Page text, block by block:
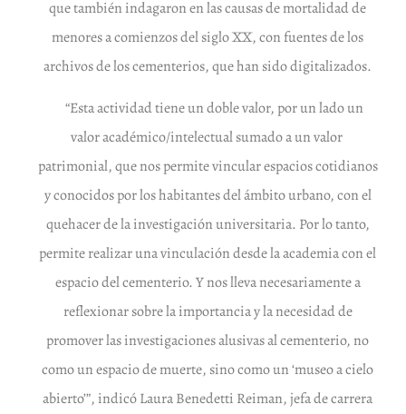
que también indagaron en las causas de mortalidad de
menores a comienzos del siglo XX, con fuentes de los
archivos de los cementerios, que han sido digitalizados.
“Esta actividad tiene un doble valor, por un lado un
valor académico/intelectual sumado a un valor
patrimonial, que nos permite vincular espacios cotidianos
y conocidos por los habitantes del ámbito urbano, con el
quehacer de la investigación universitaria. Por lo tanto,
permite realizar una vinculación desde la academia con el
espacio del cementerio. Y nos lleva necesariamente a
reflexionar sobre la importancia y la necesidad de
promover las investigaciones alusivas al cementerio, no
como un espacio de muerte, sino como un ‘museo a cielo
abierto’”, indicó Laura Benedetti Reiman, jefa de carrera